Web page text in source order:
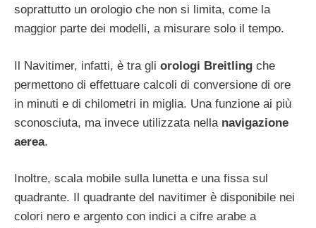
soprattutto un orologio che non si limita, come la
maggior parte dei modelli, a misurare solo il tempo.
Il Navitimer, infatti, è tra gli orologi Breitling che
permettono di effettuare calcoli di conversione di ore
in minuti e di chilometri in miglia. Una funzione ai più
sconosciuta, ma invece utilizzata nella navigazione
aerea.
Inoltre, scala mobile sulla lunetta e una fissa sul
quadrante. Il quadrante del navitimer è disponibile nei
colori nero e argento con indici a cifre arabe a